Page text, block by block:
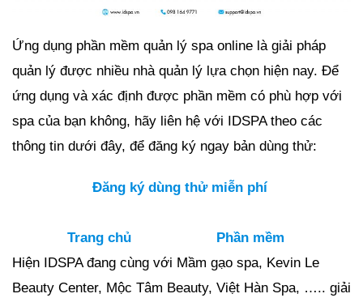
Ứng dụng phần mềm quản lý spa online là giải pháp
quản lý được nhiều nhà quản lý lựa chọn hiện nay. Để
ứng dụng và xác định được phần mềm có phù hợp với
spa của bạn không, hãy liên hệ với IDSPA theo các
thông tin dưới đây, để đăng ký ngay bản dùng thử:
Đăng ký dùng thử miễn phí
Trang chủ
Phần mềm
Hiện IDSPA đang cùng với Mầm gạo spa, Kevin Le
Beauty Center, Mộc Tâm Beauty, Việt Hàn Spa, ….. giải